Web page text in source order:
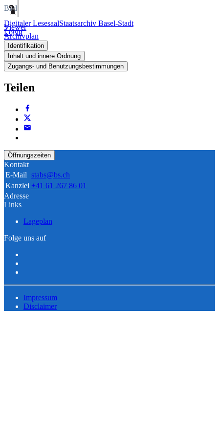
Digitaler LesesaalStaatsarchiv Basel-Stadt
Login
Bild
Viewer
Archivplan
Identifikation
Inhalt und innere Ordnung
Zugangs- und Benutzungsbestimmungen
Teilen
Öffnungszeiten
Kontakt
E-Mail stabs@bs.ch
Kanzlei +41 61 267 86 01
Adresse
Links
Lageplan
Folge uns auf
Impressum
Disclaimer